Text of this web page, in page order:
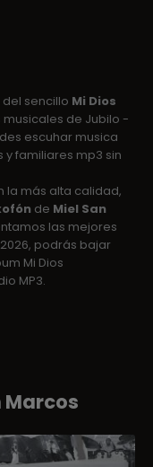
del sencillo Mi Dios
de Jubilo -
escuhar musica
familiares mp3 sin
la más alta calidad,
de Miel San
las mejores
podrás bajar
Mi Dios
MP3.
Marcos